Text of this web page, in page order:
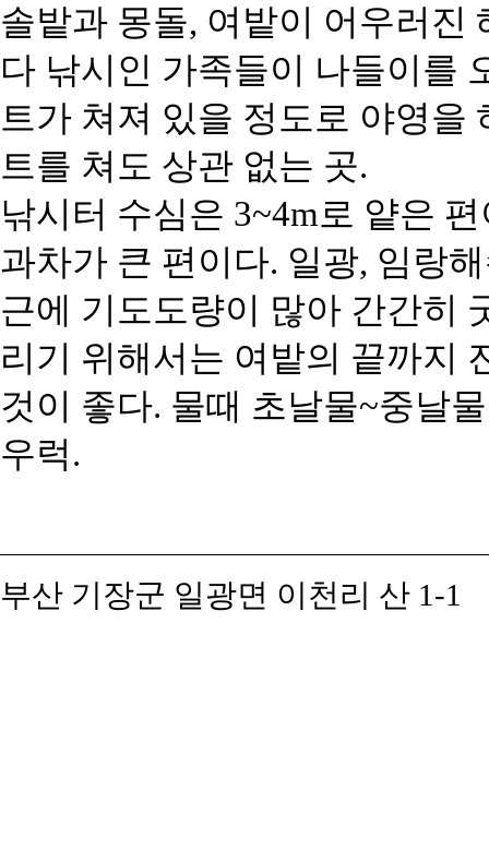
솔밭과 몽돌, 여밭이 어우러진
다 낚시인 가족들이 나들이를
트가 쳐져 있을 정도로 야영을
트를 쳐도 상관 없는 곳.
낚시터 수심은 3~4m로 얕은
과차가 큰 편이다. 일광, 임랑
근에 기도도량이 많아 간간히
리기 위해서는 여밭의 끝까지
것이 좋다. 물때 초날물~중날
우럭.
부산 기장군 일광면 이천리 산 1-1